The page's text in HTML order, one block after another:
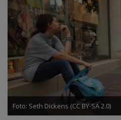
Foto: Seth Dickens (CC BY-SA 2.0)